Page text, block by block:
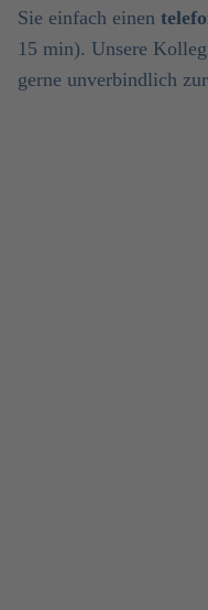
Sie einfach einen
15 min). Unsere
gerne unverbindlich